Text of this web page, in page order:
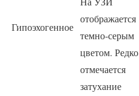
Гипоэхогенное
отображается
темно-серым
цветом. Редко
отмечается
затухание